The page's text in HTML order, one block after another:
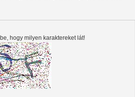
hogy milyen karaktereket lát!